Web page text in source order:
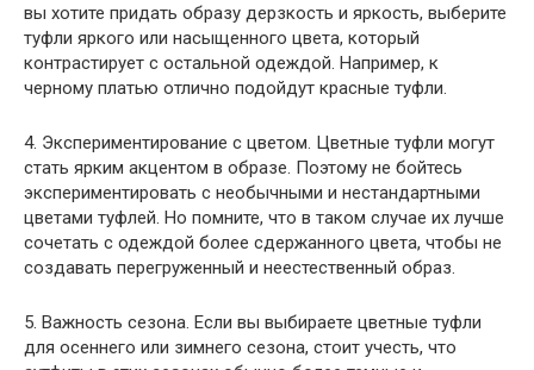
вы хотите придать образу дерзкость и яркость, выберите
туфли яркого или насыщенного цвета, который
контрастирует с остальной одеждой. Например, к
черному платью отлично подойдут красные туфли.
4. Экспериментирование с цветом. Цветные туфли могут
стать ярким акцентом в образе. Поэтому не бойтесь
экспериментировать с необычными и нестандартными
цветами туфлей. Но помните, что в таком случае их лучше
сочетать с одеждой более сдержанного цвета, чтобы не
создавать перегруженный и неестественный образ.
5. Важность сезона. Если вы выбираете цветные туфли
для осеннего или зимнего сезона, стоит учесть, что